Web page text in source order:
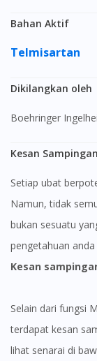
Bahan Aktif
Telmisartan
Dikilangkan oleh
Boehringer
Kesan Sampingan
Setiap ubat
Namun, tidak
bukan sesuatu
pengetahuan anda
Kesan
Selain dari fungsi Micardis tab 80 mg dan kegunaannya, mungkin
terdapat kesan
lihat senarai di